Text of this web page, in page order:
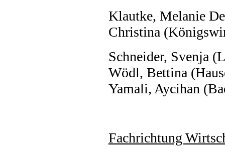
Klautke, Melanie
Christina
Schneider, Svenja
Wödl, Bettina
Yamali, Aycihan
Fachrichtung